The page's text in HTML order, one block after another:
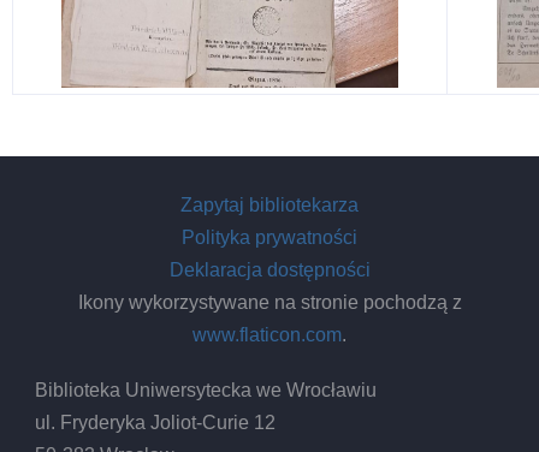
Zapytaj bibliotekarza
Polityka prywatności
Deklaracja dostępności
Ikony wykorzystywane na stronie pochodzą z
www.flaticon.com.
Biblioteka Uniwersytecka we Wrocławiu
ul. Fryderyka Joliot-Curie 12